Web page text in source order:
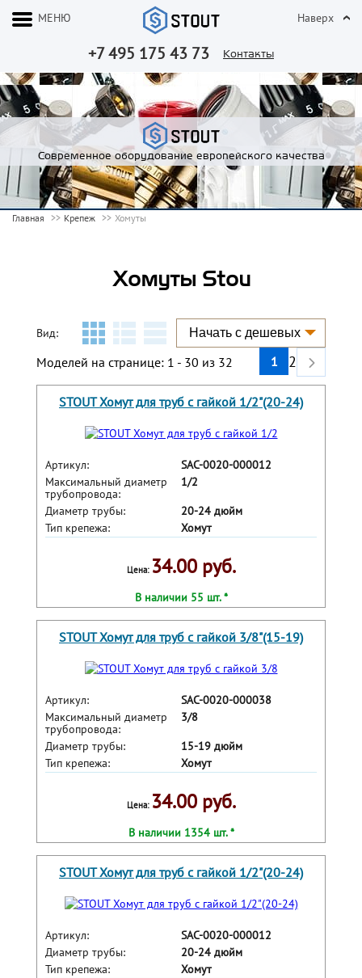
+7 495 175 43 73 Контакты
МЕНЮ Наверх
Современное оборудование европейского качества
Главная Крепеж Хомуты
Хомуты Stou
Моделей на странице: 1 - 30 из 32
Вид:
1 2 Следующая
STOUT Хомут для труб с гайкой 1/2"(20-24)
Артикул:
SAC-0020-000012
Максимальный диаметр
трубопровода:
1/2
Диаметр трубы:
20-24 дюйм
Тип крепежа:
Хомут
Цена: 34.00 руб.
В наличии 55 шт. *
STOUT Хомут для труб с гайкой 3/8"(15-19)
Артикул:
SAC-0020-000038
Максимальный диаметр
трубопровода:
3/8
Диаметр трубы:
15-19 дюйм
Тип крепежа:
Хомут
Цена: 34.00 руб.
В наличии 1354 шт. *
STOUT Хомут для труб с гайкой 1/2"(20-24)
Артикул:
SAC-0020-000012
Диаметр трубы:
20-24 дюйм
Тип крепежа:
Хомут